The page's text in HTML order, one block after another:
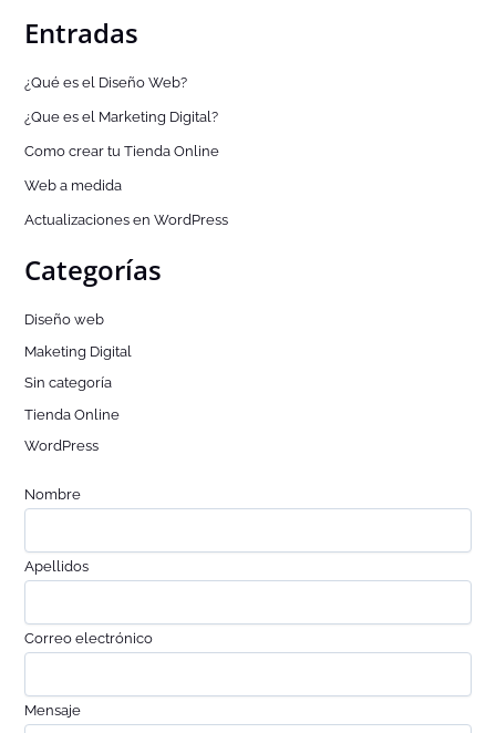
Entradas
¿Qué es el Diseño Web?
¿Que es el Marketing Digital?
Como crear tu Tienda Online
Web a medida
Actualizaciones en WordPress
Categorías
Diseño web
Maketing Digital
Sin categoría
Tienda Online
WordPress
Nombre
Apellidos
Correo electrónico
Mensaje